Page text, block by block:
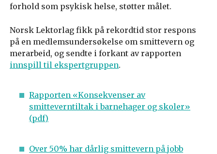
forhold som psykisk helse, støtter målet.
Norsk Lektorlag fikk på rekordtid stor respons
på en medlemsundersøkelse om smittevern og
merarbeid, og sendte i forkant av rapporten
innspill til ekspertgruppen.
Rapporten «Konsekvenser av
smitteverntiltak i barnehager og skoler»
(pdf)
Over 50% har dårlig smittevern på jobb